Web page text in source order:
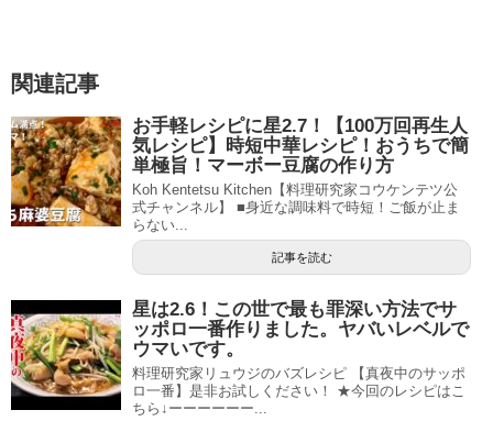
関連記事
お手軽レシピに星2.7！【100万回再生人
気レシピ】時短中華レシピ！おうちで簡
単極旨！マーボー豆腐の作り方
Koh Kentetsu Kitchen【料理研究家コウケンテツ公
式チャンネル】 ■身近な調味料で時短！ご飯が止ま
らない...
記事を読む
星は2.6！この世で最も罪深い方法でサ
ッポロ一番作りました。ヤバいレベルで
ウマいです。
料理研究家リュウジのバズレシピ 【真夜中のサッポ
ロ一番】是非お試しください！ ★今回のレシピはこ
ちら↓ーーーーーー...